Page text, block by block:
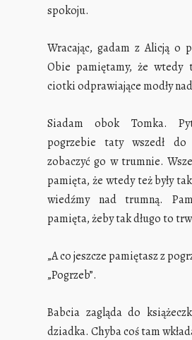
spokoju.
Wracając, gadam z Alicją o
Obie pamiętamy, że wtedy
ciotki odprawiające modły
Siadam obok Tomka.
pogrzebie taty wszedł do
zobaczyć go w trumnie.
pamięta, że wtedy też były
wiedźmy nad trumną.
pamięta, żeby tak długo to
„A co jeszcze pamiętasz z
„Pogrzeb”.
Babcia zagląda do
dziadka. Chyba coś tam